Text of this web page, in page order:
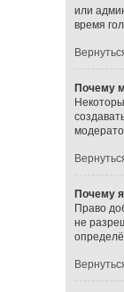
или
время
Почему
Почему
Право
не